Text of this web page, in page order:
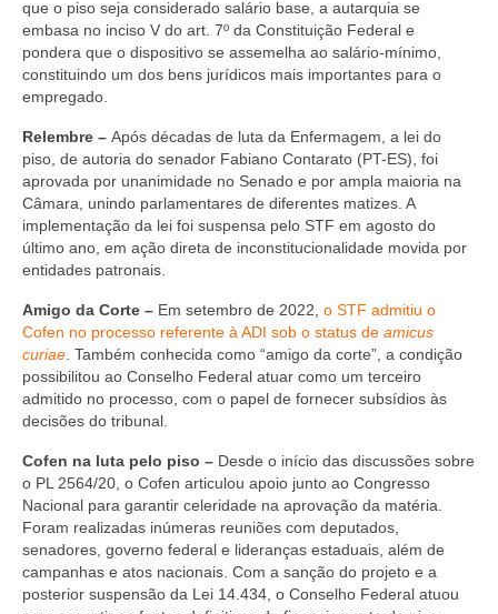
Suspensão do Exercício Profissional
Para Você
Procedimento para registro
Clube de Vantagens
Valores dos serviços
Reserva de auditório
Notícias
Ouvidoria
Contatos
NEP
que o piso seja considerado salário base, a autarquia se
embasa no inciso V do art. 7º da Constituição Federal e
pondera que o dispositivo se assemelha ao salário-mínimo,
constituindo um dos bens jurídicos mais importantes para o
empregado.
Relembre – Após décadas de luta da Enfermagem, a lei do
piso, de autoria do senador Fabiano Contarato (PT-ES), foi
aprovada por unanimidade no Senado e por ampla maioria na
Câmara, unindo parlamentares de diferentes matizes. A
implementação da lei foi suspensa pelo STF em agosto do
último ano, em ação direta de inconstitucionalidade movida por
entidades patronais.
Amigo da Corte – Em setembro de 2022, o STF admitiu o
Cofen no processo referente à ADI sob o status de amicus
curiae . Também conhecida como “amigo da corte”, a condição
possibilitou ao Conselho Federal atuar como um terceiro
admitido no processo, com o papel de fornecer subsídios às
decisões do tribunal.
Cofen na luta pelo piso – Desde o início das discussões sobre
o PL 2564/20, o Cofen articulou apoio junto ao Congresso
Nacional para garantir celeridade na aprovação da matéria.
Foram realizadas inúmeras reuniões com deputados,
senadores, governo federal e lideranças estaduais, além de
campanhas e atos nacionais. Com a sanção do projeto e a
posterior suspensão da Lei 14.434, o Conselho Federal atuou